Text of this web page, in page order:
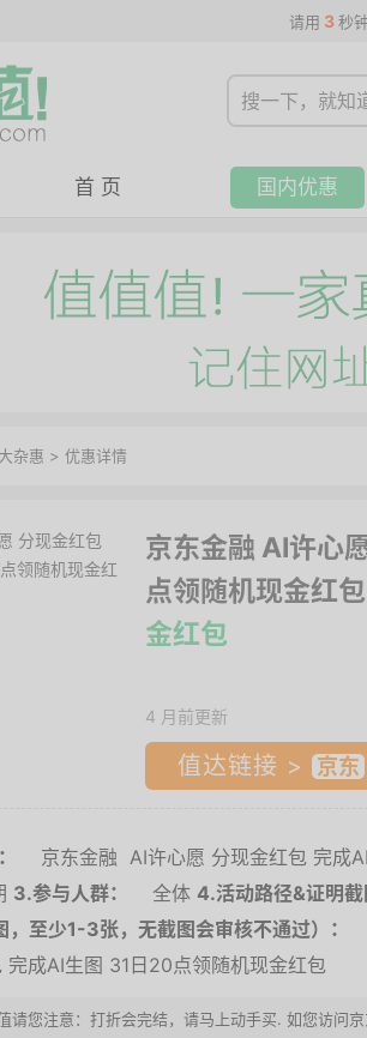
请用 3 秒
首 页 国内优惠
大杂惠 > 优惠详情
京东金融 AI许心
点领随机现金红包
金红包
4 月前更新
值达链接 >
京东金融 AI许心愿 分现金红包 完成
3.参与人群： 全体 4.活动路径&证明
，至少1-3张，无截图会审核不通过）：
完成AI生图 31日20点领随机现金红包
请您注意：打折会完结，请马上动手买. 如您访问